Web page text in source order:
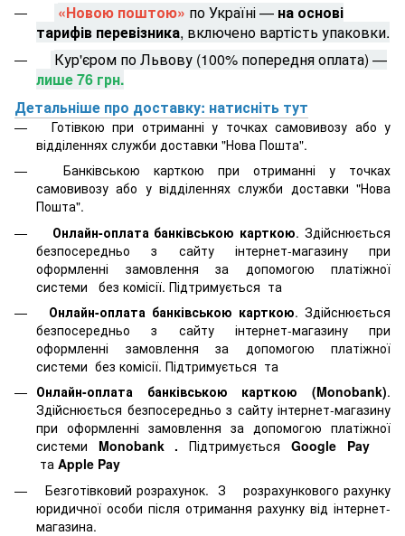
«Новою поштою» по Україні — на основі
тарифів перевізника, включено вартість упаковки.
Кур'єром по Львову (100% попередня оплата) —
лише 76 грн.
Детальніше про доставку: натисніть тут
Готівкою при отриманні у точках самовивозу або у
відділеннях служби доставки "Нова Пошта".
Банківською карткою при отриманні у точках
самовивозу або у відділеннях служби доставки "Нова
Пошта".
Онлайн-оплата банківською карткою. Здійснюється
безпосередньо з сайту інтернет-магазину при
оформленні замовлення за допомогою платіжної
системи
без комісії. Підтримується та
Онлайн-оплата банківською карткою. Здійснюється
безпосередньо з сайту інтернет-магазину при
оформленні замовлення за допомогою платіжної
системи без комісії. Підтримується та
Онлайн-оплата банківською карткою (Monobank).
Здійснюється безпосередньо з сайту інтернет-магазину
при оформленні замовлення за допомогою платіжної
системи Monobank .Підтримується Google Pay
та Apple Pay
Безготівковий розрахунок. З розрахункового рахунку
юридичної особи після отримання рахунку від інтернет-
магазина.